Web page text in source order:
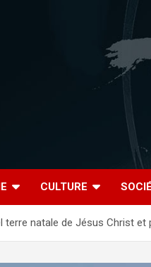
CULTURE
terre natale de Jésus Christ et